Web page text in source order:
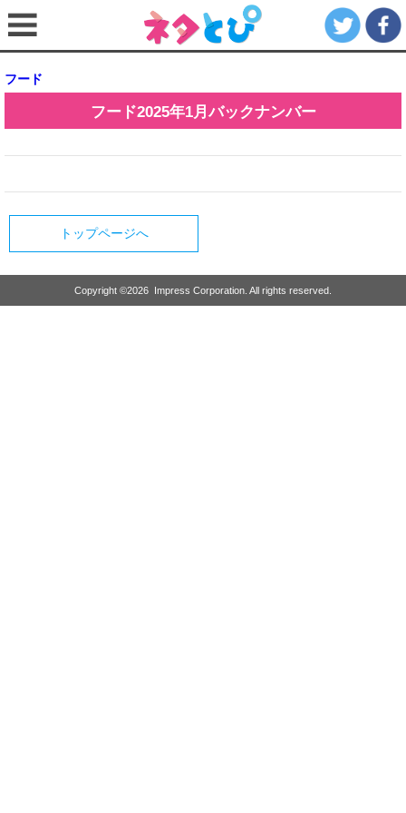
フード
フード2025年1月バックナンバー
トップページへ
Copyright ©2026 Impress Corporation. All rights reserved.